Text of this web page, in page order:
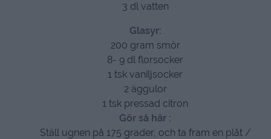
3 dl vatten
Glasyr:
200 gram smör
8- 9 dl florsocker
1 tsk vaniljsocker
2 äggulor
1 tsk pressad citron
Gör så här :
Ställ ugnen på 175 grader, och ta fram en plåt /